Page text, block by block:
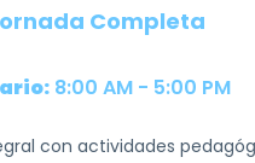
Completa
8:00 AM - 5:00 PM
con actividades